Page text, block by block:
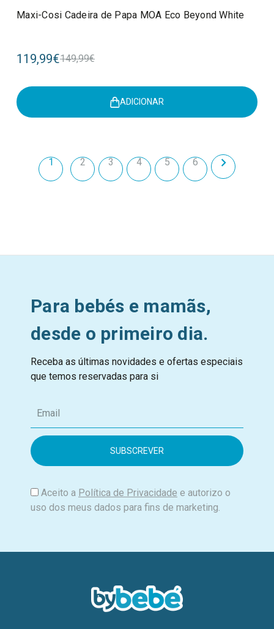
Maxi-Cosi Cadeira de Papa MOA Eco Beyond White
119,99€149,99€
ADICIONAR
1 2 3 4 5 6
Para bebés e mamãs,
desde o primeiro dia.
Receba as últimas novidades e ofertas especiais
que temos reservadas para si
m
i
Aceito a Política de Privacidade e autorizo o
uso dos meus dados para fins de marketing.